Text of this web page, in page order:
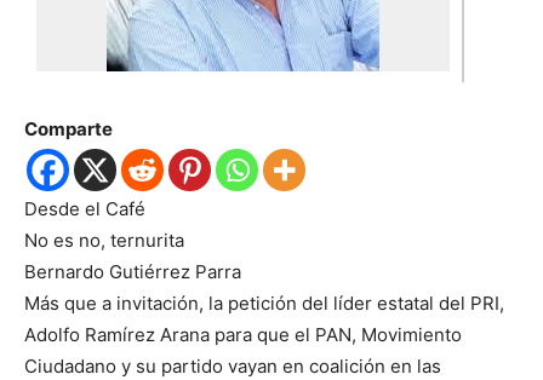
Comparte
Desde el Café
No es no, ternurita
Bernardo Gutiérrez Parra
Más que a invitación, la petición del líder estatal del PRI,
Adolfo Ramírez Arana para que el PAN, Movimiento
Ciudadano y su partido vayan en coalición en las